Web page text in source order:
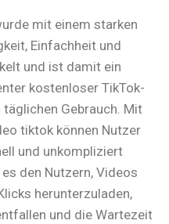
mit einem starken
Einfachheit und
und ist damit ein
kostenloser TikTok-
Gebrauch. Mit
tiktok können Nutzer
und unkompliziert
den Nutzern, Videos
herunterzuladen,
und die Wartezeit